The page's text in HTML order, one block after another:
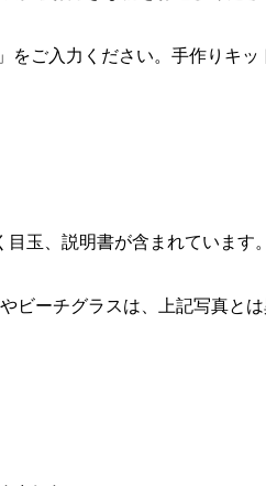
ご入力ください。手作りキッ
玉、説明書が含まれています
ビーチグラスは、上記写真と